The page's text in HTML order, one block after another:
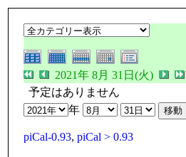
2021年 8月 31日(火)
予定はありません
年
piCal-0.93, piCal > 0.93